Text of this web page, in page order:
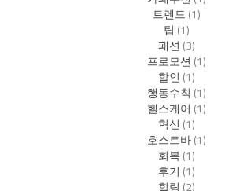
트렌드(1)
팁 (1)
패션(3)
프로모션(1)
할인(1)
행동수칙 (1)
헬스케어 (1)
혁신(1)
호스트바(1)
회복(1)
후기 (1)